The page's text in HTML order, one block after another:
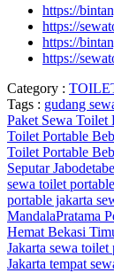
https://
https://
https://
https://
Category :
Tags : gudang
Paket Sewa Toilet
Toilet Portable
Toilet Portable
Seputar
sewa toilet
portable jakarta
MandalaPratama
Hemat Bekasi
Jakarta sewa toilet
Jakarta tempat